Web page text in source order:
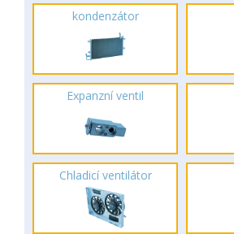
kondenzátor
Expanzní ventil
Chladicí ventilátor